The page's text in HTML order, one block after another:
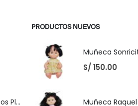
Juego de Yases Metálicos Plomos 6 Unidades + Pelota de Goma (En Bolsita Lista para Regalar)
PRODUCTOS NUEVOS
Muñeca
S/ 150.00